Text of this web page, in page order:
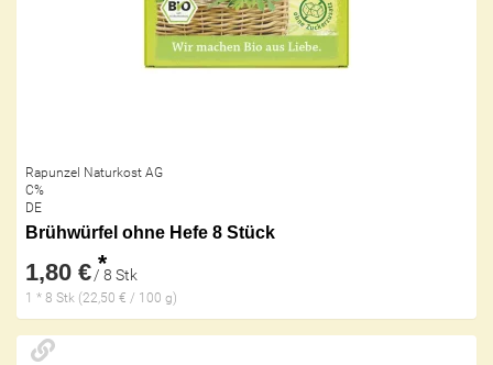
Rapunzel Naturkost AG
C%
DE
Brühwürfel ohne Hefe 8 Stück
1,80 € *
/ 8 Stk
1 * 8 Stk (22,50 € / 100 g)